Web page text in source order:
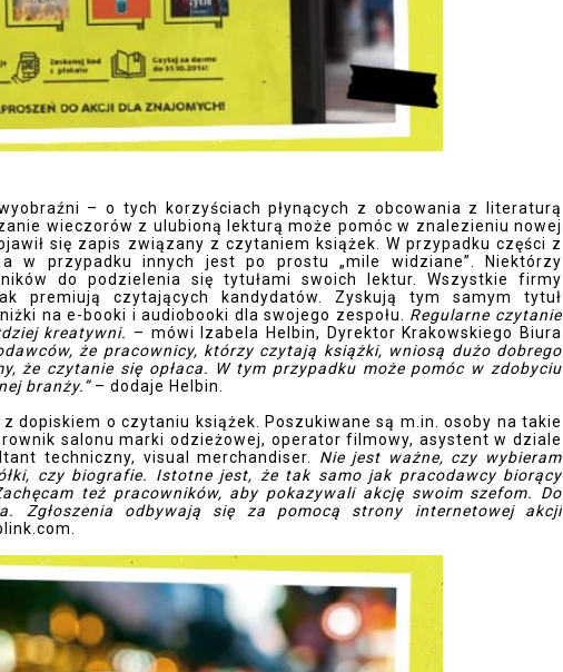
– o tych korzyściach płynących z obcowania z literaturą
wieczorów z ulubioną lekturą może pomóc w znalezieniu nowej
się zapis związany z czytaniem książek. W przypadku części z
w przypadku innych jest po prostu „mile widziane”. Niektórzy
do podzielenia się tytułami swoich lektur. Wszystkie firmy
premiują czytających kandydatów. Zyskują tym samym tytuł
na e-booki i audiobooki dla swojego zespołu. Regularne czytanie
kreatywni. – mówi Izabela Helbin, Dyrektor Krakowskiego Biura
że pracownicy, którzy czytają książki, wniosą dużo dobrego
że czytanie się opłaca. W tym przypadku może pomóc w zdobyciu
branży.” – dodaje Helbin.
dopiskiem o czytaniu książek. Poszukiwane są m.in. osoby na takie
salonu marki odzieżowej, operator filmowy, asystent w dziale
techniczny, visual merchandiser. Nie jest ważne, czy wybieram
czy biografie. Istotne jest, że tak samo jak pracodawcy biorący
też pracowników, aby pokazywali akcję swoim szefom. Do
Zgłoszenia odbywają się za pomocą strony internetowej akcji